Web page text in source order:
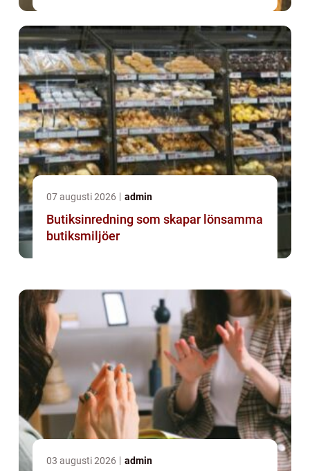
07 augusti 2026 admin
Butiksinredning som skapar lönsamma
butiksmiljöer
03 augusti 2026 admin